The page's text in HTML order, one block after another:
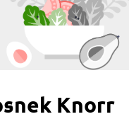
Knorr